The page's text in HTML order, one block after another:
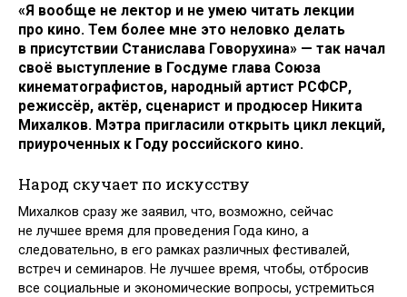
«Я вообще не лектор и не умею читать лекции
про кино. Тем более мне это неловко делать
в присутствии Станислава Говорухина» — так начал
своё выступление в Госдуме глава Союза
кинематографистов, народный артист РСФСР,
режиссёр, актёр, сценарист и продюсер Никита
Михалков. Мэтра пригласили открыть цикл лекций,
приуроченных к Году российского кино.
Народ скучает по искусству
Михалков сразу же заявил, что, возможно, сейчас
не лучшее время для проведения Года кино, а
следовательно, в его рамках различных фестивалей,
встреч и семинаров. Не лучшее время, чтобы, отбросив
все социальные и экономические вопросы, устремиться